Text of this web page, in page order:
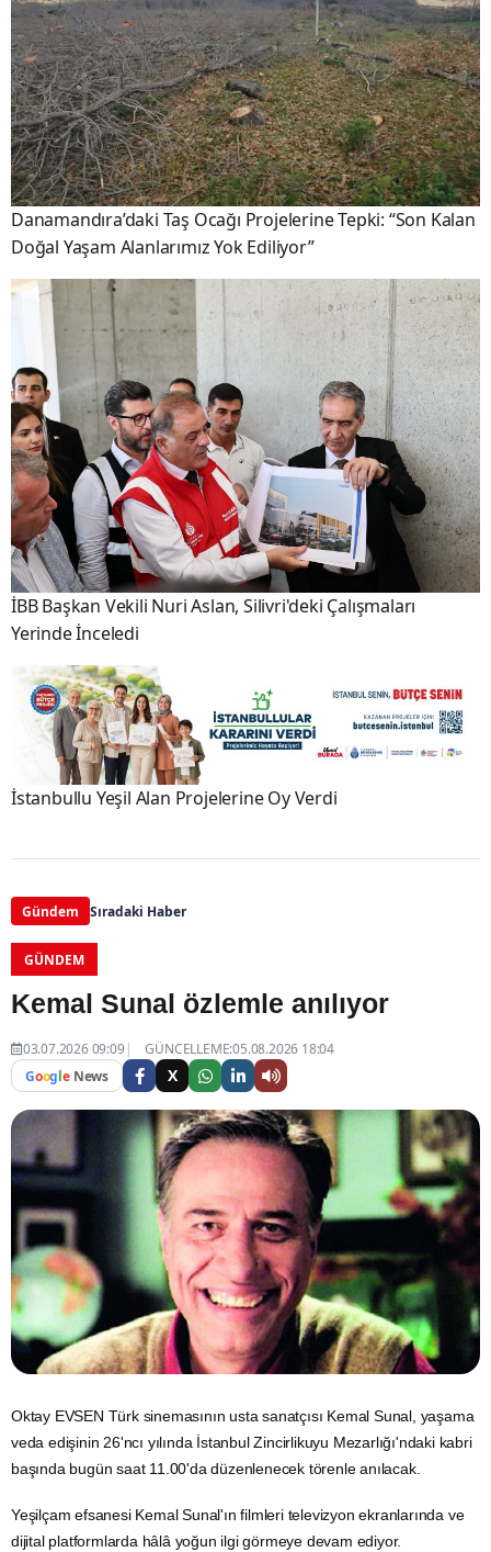
Danamandıra’daki Taş Ocağı Projelerine Tepki: “Son Kalan
Doğal Yaşam Alanlarımız Yok Ediliyor”
İBB Başkan Vekili Nuri Aslan, Silivri'deki Çalışmaları
Yerinde İnceledi
İstanbullu Yeşil Alan Projelerine Oy Verdi
Gündem Sıradaki Haber
GÜNDEM
Kemal Sunal özlemle anılıyor
03.07.2026 09:09
GÜNCELLEME:05.08.2026 18:04
Google News X
Oktay EVSEN Türk sinemasının usta sanatçısı Kemal Sunal, yaşama
veda edişinin 26'ncı yılında İstanbul Zincirlikuyu Mezarlığı'ndaki kabri
başında bugün saat 11.00'da düzenlenecek törenle anılacak.
Yeşilçam efsanesi Kemal Sunal'ın filmleri televizyon ekranlarında ve
dijital platformlarda hâlâ yoğun ilgi görmeye devam ediyor.